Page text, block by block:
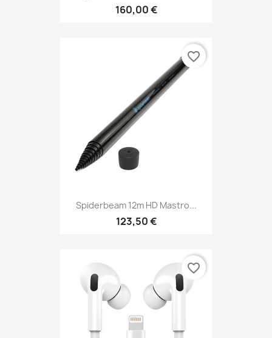
160,00 €
Spiderbeam 12m HD Mastro...
123,50 €
favorite_border
favorite_border